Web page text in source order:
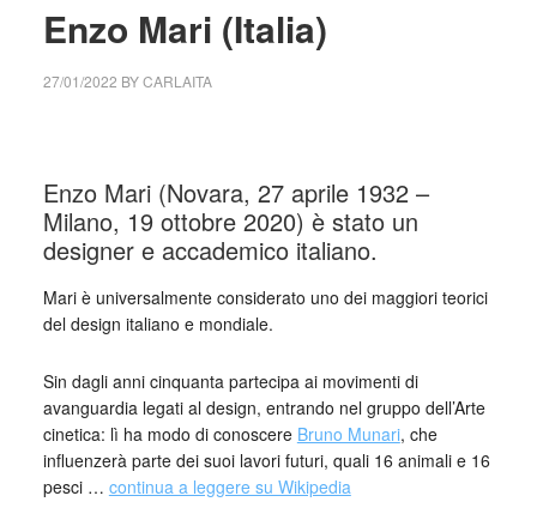
Enzo Mari (Italia)
27/01/2022 BYCARLAITA
Enzo Mari (Novara, 27 aprile 1932 –
Milano, 19 ottobre 2020) è stato un
designer e accademico italiano.
Mari è universalmente considerato uno dei maggiori teorici
del design italiano e mondiale.
Sin dagli anni cinquanta partecipa ai movimenti di
avanguardia legati al design, entrando nel gruppo dell’Arte
cinetica: lì ha modo di conoscere Bruno Munari, che
influenzerà parte dei suoi lavori futuri, quali 16 animali e 16
pesci … continua a leggere su Wikipedia